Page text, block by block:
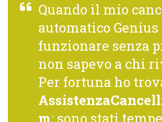
Quando il mio
automatico Genius
funzionare senza
non sapevo a chi
Per fortuna ho
m: sono stati